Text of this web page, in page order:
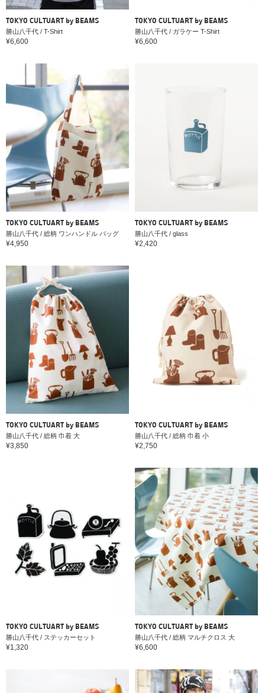
TOKYO CULTUART by BEAMS
勝山八千代 / T-Shirt
¥6,600
TOKYO CULTUART by BEAMS
勝山八千代 / ガラケー T-Shirt
¥6,600
TOKYO CULTUART by BEAMS
勝山八千代 / 総柄 ワンハンドル バッグ
¥4,950
TOKYO CULTUART by BEAMS
勝山八千代 / glass
¥2,420
TOKYO CULTUART by BEAMS
勝山八千代 / 総柄 巾着 大
¥3,850
TOKYO CULTUART by BEAMS
勝山八千代 / 総柄 巾着 小
¥2,750
TOKYO CULTUART by BEAMS
勝山八千代 / ステッカーセット
¥1,320
TOKYO CULTUART by BEAMS
勝山八千代 / 総柄 マルチクロス 大
¥6,600